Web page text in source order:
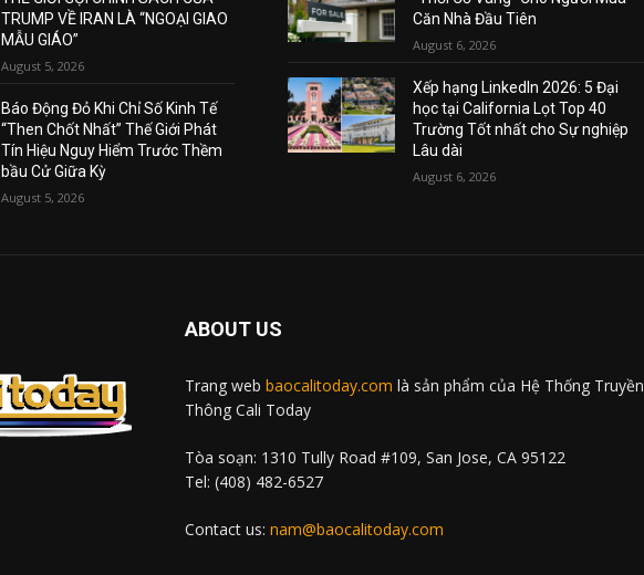
TRUMP VỀ IRAN LÀ “NGOẠI GIAO
MẪU GIÁO”
August 5, 2026
Báo Động Đỏ Khi Chỉ Số Kinh Tế
“Then Chốt Nhất” Thế Giới Phát
Tín Hiệu Nguy Hiểm Trước Thềm
bầu Cử Giữa Kỳ
August 5, 2026
Căn Nhà Đầu Tiên
August 6, 2026
Xếp hạng LinkedIn 2026: 5 Đại
học tại California Lọt Top 40
Trường Tốt nhất cho Sự nghiệp
Lâu dài
August 6, 2026
ABOUT US
Trang web baocalitoday.com là sản phẩm của Hệ Thống Truyền
Thông Cali Today
Tòa soạn: 1310 Tully Road #109, San Jose, CA 95122
Tel: (408) 482-6527
Contact us: nam@baocalitoday.com